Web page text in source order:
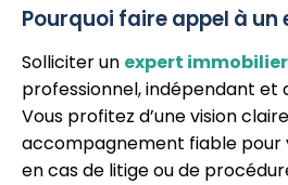
Pourquoi faire appel à
Solliciter un expert
professionnel, indépendant et
Vous profitez d’une vision
accompagnement fiable pour
en cas de litige ou de